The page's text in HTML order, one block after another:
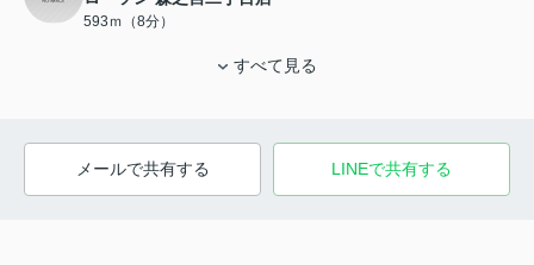
593ｍ（8分）
すべて見る
メールで共有する LINEで共有する